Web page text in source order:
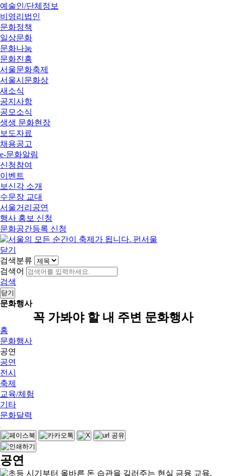
예술인/단체정보
비영리법인
문화정책
일상문화
문화나눔
문화진흥
서울문화축제
서울시문화상
새소식
공지사항
공모소식
생생 문화현장
보도자료
채용공고
e-문화알림
신청참여
이벤트
보신각 소개
수문장 교대
서울거리공연
행사 홍보 신청
문화공간등록 신청
닫기
검색분류
검색어
검색
닫기
문화행사
꼭 가봐야 할 내 주변 문화행사
홈
문화행사
공연
공연
전시
축제
교육/체험
기타
문화달력
공연